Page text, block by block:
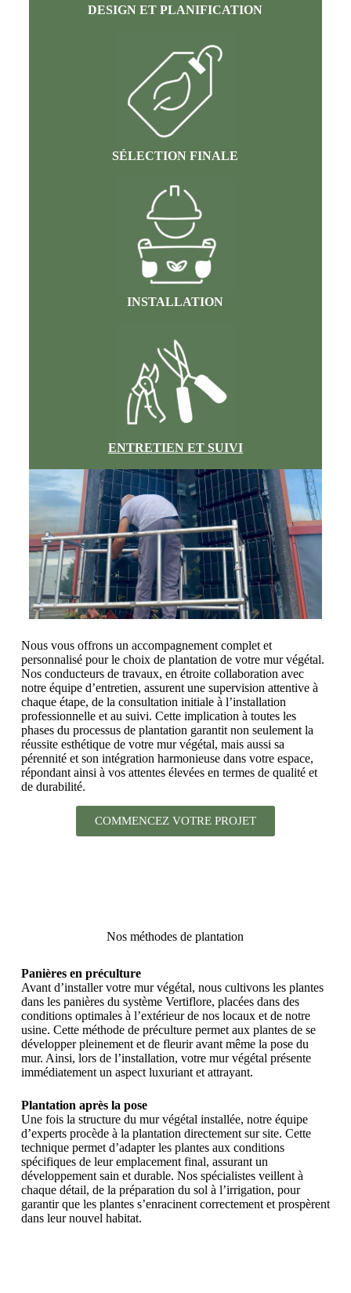
DESIGN ET PLANIFICATION
SÉLECTION FINALE
INSTALLATION
ENTRETIEN ET SUIVI
Nous vous offrons un accompagnement complet et
personnalisé pour le choix de plantation de votre mur végétal.
Nos conducteurs de travaux, en étroite collaboration avec
notre équipe d’entretien, assurent une supervision attentive à
chaque étape, de la consultation initiale à l’installation
professionnelle et au suivi. Cette implication à toutes les
phases du processus de plantation garantit non seulement la
réussite esthétique de votre mur végétal, mais aussi sa
pérennité et son intégration harmonieuse dans votre espace,
répondant ainsi à vos attentes élevées en termes de qualité et
de durabilité.
COMMENCEZ VOTRE PROJET
Nos méthodes de plantation
Panières en préculture
Avant d’installer votre mur végétal, nous cultivons les plantes
dans les panières du système Vertiflore, placées dans des
conditions optimales à l’extérieur de nos locaux et de notre
usine. Cette méthode de préculture permet aux plantes de se
développer pleinement et de fleurir avant même la pose du
mur. Ainsi, lors de l’installation, votre mur végétal présente
immédiatement un aspect luxuriant et attrayant.
Plantation après la pose
Une fois la structure du mur végétal installée, notre équipe
d’experts procède à la plantation directement sur site. Cette
technique permet d’adapter les plantes aux conditions
spécifiques de leur emplacement final, assurant un
développement sain et durable. Nos spécialistes veillent à
chaque détail, de la préparation du sol à l’irrigation, pour
garantir que les plantes s’enracinent correctement et prospèrent
dans leur nouvel habitat.